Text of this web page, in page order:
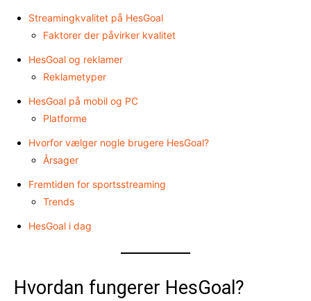
Streamingkvalitet på HesGoal
Faktorer der påvirker kvalitet
HesGoal og reklamer
Reklametyper
HesGoal på mobil og PC
Platforme
Hvorfor vælger nogle brugere HesGoal?
Årsager
Fremtiden for sportsstreaming
Trends
HesGoal i dag
Hvordan fungerer HesGoal?